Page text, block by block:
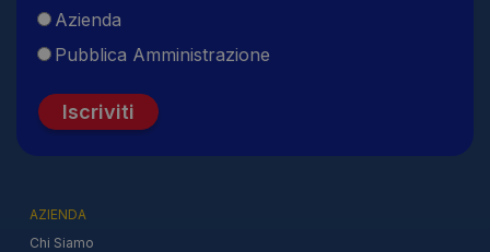
Azienda
Pubblica Amministrazione
Iscriviti
AZIENDA
Chi Siamo